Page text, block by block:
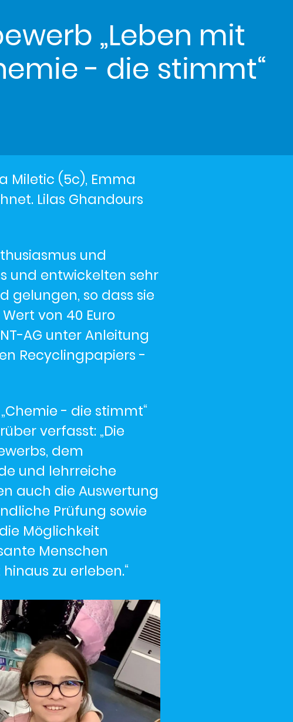
„Leben mit
- die stimmt“
Miletic (5c), Emma
Lilas Ghandours
und
und entwickelten sehr
gelungen, so dass sie
von 40 Euro
AG unter Anleitung
Recyclingpapiers -
- die stimmt“
verfasst: „Die
dem
und lehrreiche
auch die Auswertung
Prüfung sowie
Möglichkeit
Menschen
zu erleben.“